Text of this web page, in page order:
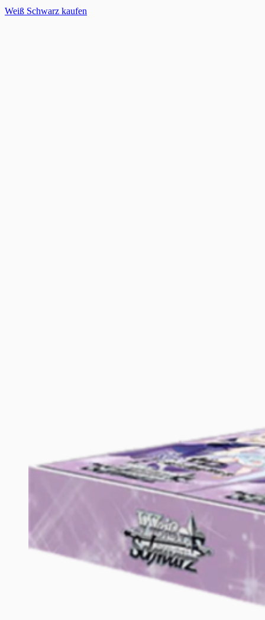
Weiß Schwarz kaufen